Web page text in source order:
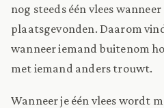
nog steeds één vlees
plaatsgevonden. Daarom
wanneer iemand buitenom
met iemand anders trouwt.
Wanneer je één vlees wordt